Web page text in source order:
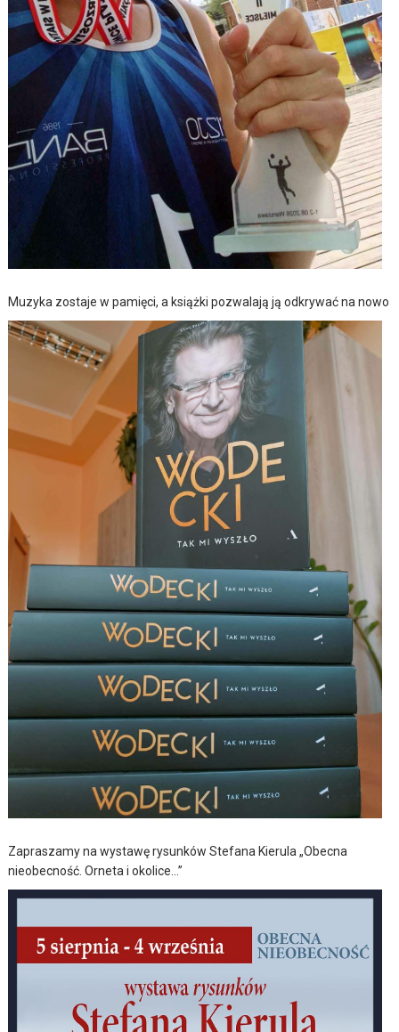
Muzyka zostaje w pamięci, a książki pozwalają ją odkrywać na nowo
Zapraszamy na wystawę rysunków Stefana Kierula „Obecna
nieobecność. Orneta i okolice…”